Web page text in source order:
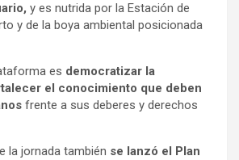
y es nutrida por la Estación de
y de la boya ambiental posicionada
es democratizar la
el conocimiento que deben
frente a sus deberes y derechos
la jornada también se lanzó el Plan